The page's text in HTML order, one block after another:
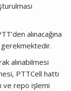
alınacağına
gerekmektedir.
alınabilmesi
PTTCell hattı
ve repo işlemi